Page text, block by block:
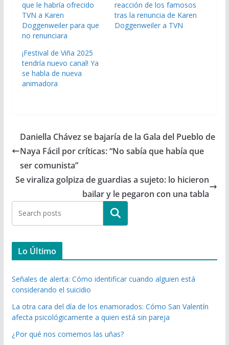
que le habría ofrecido
TVN a Karen
Doggenweiler para que
no renunciara
reacción de los famosos
tras la renuncia de Karen
Doggenweiler a TVN
¡Festival de Viña 2025
tendría nuevo canal! Ya
se habla de nueva
animadora
Daniella Chávez se bajaría de la Gala del Pueblo de
Naya Fácil por críticas: “No sabía que había que
ser comunista”
Se viraliza golpiza de guardias a sujeto: lo hicieron
bailar y le pegaron con una tabla
Buscar
Lo Último
Señales de alerta: Cómo identificar cuando alguien está
considerando el suicidio
La otra cara del día de los enamorados: Cómo San Valentín
afecta psicológicamente a quien está sin pareja
¿Por qué nos comemos las uñas?